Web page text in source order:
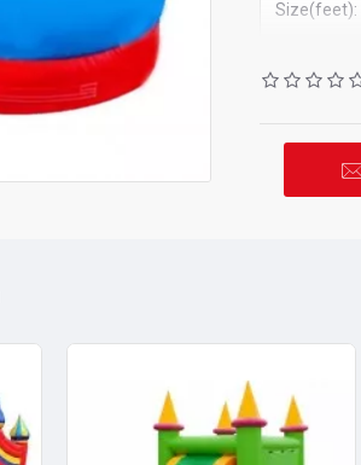
Size(feet):